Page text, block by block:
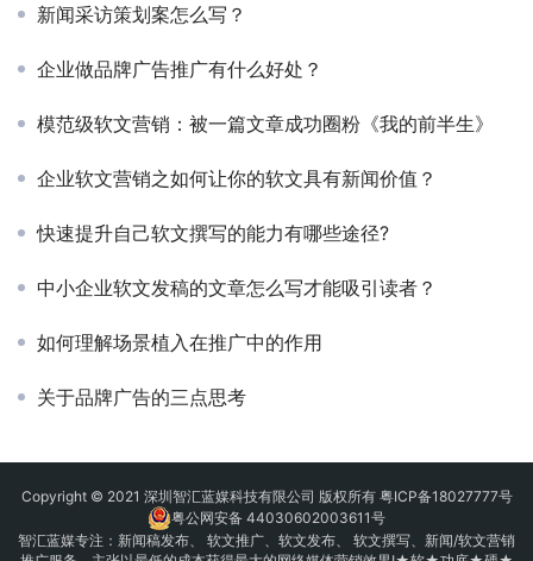
新闻采访策划案怎么写？
企业做品牌广告推广有什么好处？
模范级软文营销：被一篇文章成功圈粉《我的前半生》
企业软文营销之如何让你的软文具有新闻价值？
快速提升自己软文撰写的能力有哪些途径?
中小企业软文发稿的文章怎么写才能吸引读者？
如何理解场景植入在推广中的作用
关于品牌广告的三点思考
Copyright © 2021 深圳智汇蓝媒科技有限公司 版权所有 粤ICP备18027777号
粤公网安备 44030602003611号
智汇蓝媒专注： 新闻稿发布、 软文推广、 软文发布、 软文撰写、新闻/软文营销